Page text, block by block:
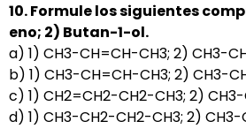
10. Formule los siguientes
eno; 2) Butan-1-ol.
a) 1) CH3-CH=CH-CH3; 2) CH3-
b) 1) CH3-CH=CH-CH3; 2) CH3-
c) 1) CH2=CH2-CH2-CH3; 2)
d) 1) CH3-CH2-CH2-CH3; 2) CH3-